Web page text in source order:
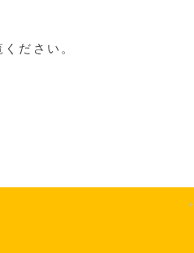
ださい。